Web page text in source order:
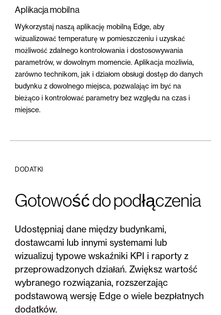
Aplikacja mobilna
Wykorzystaj naszą aplikację mobilną Edge, aby
wizualizować temperaturę w pomieszczeniu i uzyskać
możliwość zdalnego kontrolowania i dostosowywania
parametrów, w dowolnym momencie. Aplikacja możliwia,
zarówno technikom, jak i działom obsługi dostęp do danych
budynku z dowolnego miejsca, pozwalając im być na
bieżąco i kontrolować parametry bez względu na czas i
miejsce.
DODATKI
Gotowość do podłączenia
Udostępniaj dane między budynkami,
dostawcami lub innymi systemami lub
wizualizuj typowe wskaźniki KPI i raporty z
przeprowadzonych działań. Zwiększ wartość
wybranego rozwiązania, rozszerzając
podstawową wersję Edge o wiele bezpłatnych
dodatków.